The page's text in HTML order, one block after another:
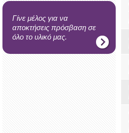
Γίνε μέλος για να
αποκτήσεις πρόσβαση σε
όλο το υλικό μας.